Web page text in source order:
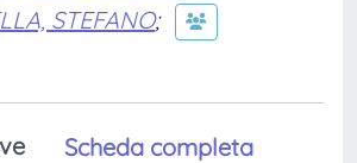
STEFANO;
Scheda completa